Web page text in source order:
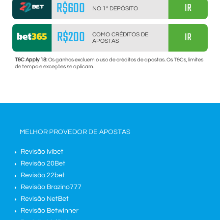
R$600 NO 1º DEPÓSITO IR
R$200
COMO CRÉDITOS DE
APOSTAS
IR
T&C Apply 18:Os ganhos excluem o uso de créditos de apostas. Os T&Cs, limites
de tempo e exceções se aplicam.
MELHOR PROVEDOR DE APOSTAS
Revisão Ivibet
Revisão 20Bet
Revisão 22bet
Revisão Brazino777
Revisão NetBet
Revisão Betwinner